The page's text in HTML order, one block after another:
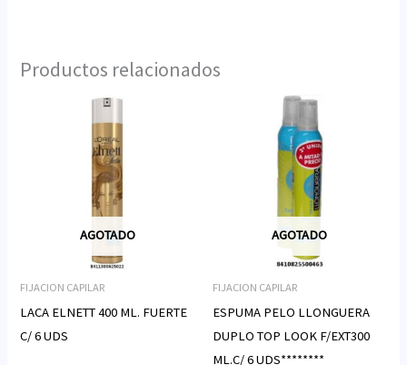
Productos relacionados
AGOTADO
FIJACION CAPILAR
LACA ELNETT 400 ML. FUERTE
C/ 6 UDS
AGOTADO
FIJACION CAPILAR
ESPUMA PELO LLONGUERA
DUPLO TOP LOOK F/EXT300
ML.C/ 6 UDS********